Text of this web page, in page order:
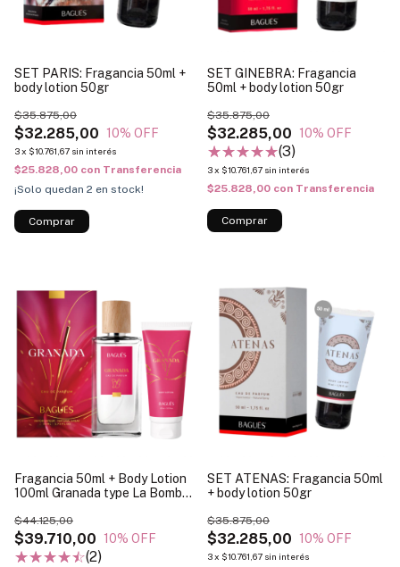
SET PARIS: Fragancia 50ml +
body lotion 50gr
$32.285,00
$35.875,00
10% OFF
3x $10.761,67 sin interés
$25.828,00 con Transferencia
¡Solo quedan 2 en stock!
SET GINEBRA: Fragancia
50ml + body lotion 50gr
$32.285,00
$35.875,00
10% OFF
(3)
3x $10.761,67 sin interés
$25.828,00 con Transferencia
Fragancia 50ml + Body Lotion
100ml Granada type La Bomba
$39.710,00
$44.125,00
10% OFF
(2)
SET ATENAS: Fragancia 50ml
+ body lotion 50gr
$32.285,00
$35.875,00
10% OFF
3x $10.761,67 sin interés